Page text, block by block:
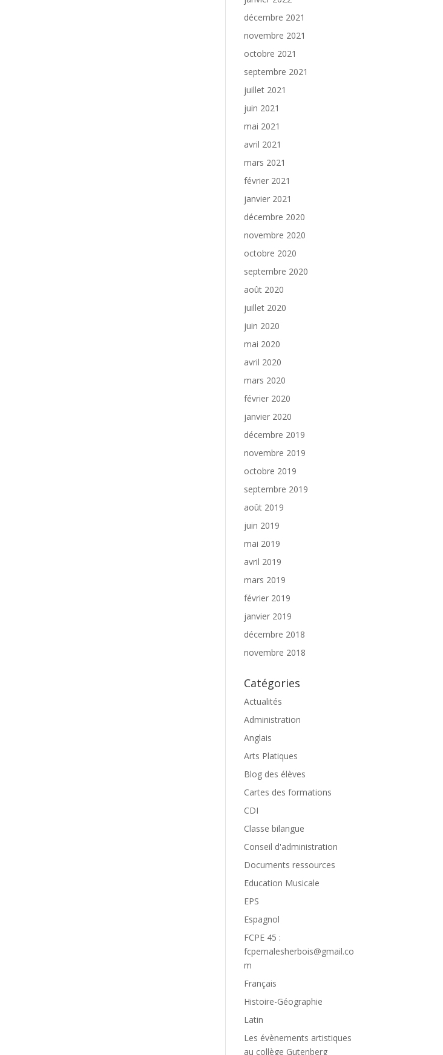
décembre 2021
novembre 2021
octobre 2021
septembre 2021
juillet 2021
juin 2021
mai 2021
avril 2021
mars 2021
février 2021
janvier 2021
décembre 2020
novembre 2020
octobre 2020
septembre 2020
août 2020
juillet 2020
juin 2020
mai 2020
avril 2020
mars 2020
février 2020
janvier 2020
décembre 2019
novembre 2019
octobre 2019
septembre 2019
août 2019
juin 2019
mai 2019
avril 2019
mars 2019
février 2019
janvier 2019
décembre 2018
novembre 2018
Catégories
Actualités
Administration
Anglais
Arts Platiques
Blog des élèves
Cartes des formations
CDI
Classe bilangue
Conseil d'administration
Documents ressources
Education Musicale
EPS
Espagnol
FCPE 45 :
fcpemalesherbois@gmail.co
m
Français
Histoire-Géographie
Latin
Les évènements artistiques
au collège Gutenberg